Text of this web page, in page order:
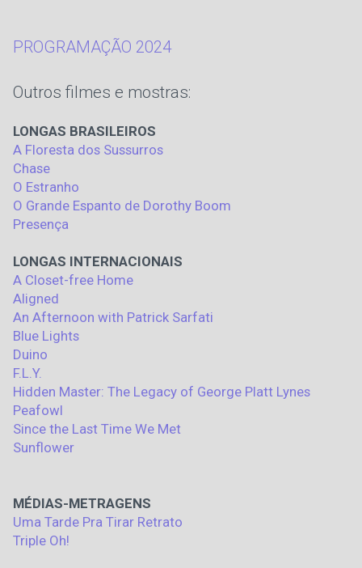
PROGRAMAÇÃO 2024
Outros filmes e mostras:
LONGAS BRASILEIROS
A Floresta dos Sussurros
Chase
O Estranho
O Grande Espanto de Dorothy Boom
Presença
LONGAS INTERNACIONAIS
A Closet-free Home
Aligned
An Afternoon with Patrick Sarfati
Blue Lights
Duino
F.L.Y.
Hidden Master: The Legacy of George Platt Lynes
Peafowl
Since the Last Time We Met
Sunflower
MÉDIAS-METRAGENS
Uma Tarde Pra Tirar Retrato
Triple Oh!